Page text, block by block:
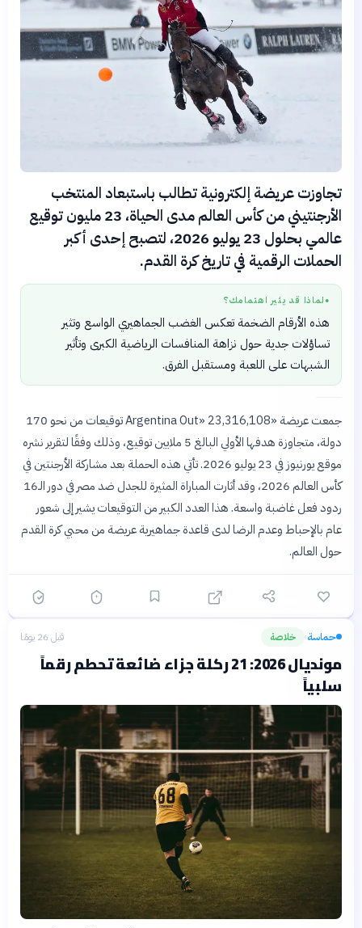
تجاوزت عريضة إلكترونية تطالب باستبعاد المنتخب
الأرجنتيني من كأس العالم مدى الحياة، 23 مليون توقيع
عالمي بحلول 23 يوليو 2026، لتصبح إحدى أكبر
الحملات الرقمية في تاريخ كرة القدم.
● لماذا قد يثير اهتمامك؟
هذه الأرقام الضخمة تعكس الغضب الجماهيري الواسع وتثير
تساؤلات جدية حول نزاهة المنافسات الرياضية الكبرى وتأثير
الشبهات على اللعبة ومستقبل الفرق.
جمعت عريضة «Argentina Out» 23,316,108 توقيعات من نحو 170
دولة، متجاوزة هدفها الأولي البالغ 5 ملايين توقيع، وذلك وفقًا لتقرير نشره
موقع يورنيوز في 23 يوليو 2026. تأتي هذه الحملة بعد مشاركة الأرجنتين في
كأس العالم 2026، وقد أثارت المباراة المثيرة للجدل ضد مصر في دور الـ16
ردود فعل غاضبة واسعة. هذا العدد الكبير من التوقيعات يشير إلى شعور
عام بالإحباط وعدم الرضا لدى قاعدة جماهيرية عريضة من محبي كرة القدم
حول العالم.
حماسة› خلاصة قبل 26 يومًا
مونديال 2026: 21 ركلة جزاء ضائعة تحطم رقماً
سلبياً